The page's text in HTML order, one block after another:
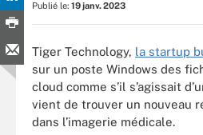
Publié le: 19 janv. 2023
Tiger Technology, la startup
sur un poste Windows des
cloud comme s’il s’agissait
vient de trouver un nouveau
dans l’imagerie médicale.